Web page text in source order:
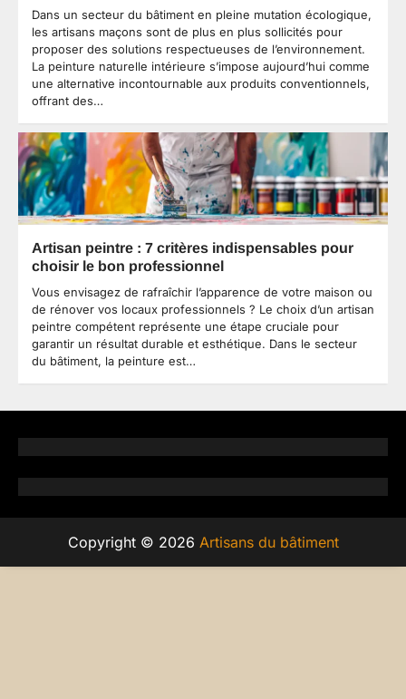
Dans un secteur du bâtiment en pleine mutation écologique,
les artisans maçons sont de plus en plus sollicités pour
proposer des solutions respectueuses de l’environnement.
La peinture naturelle intérieure s’impose aujourd’hui comme
une alternative incontournable aux produits conventionnels,
offrant des…
Artisan peintre : 7 critères indispensables pour
choisir le bon professionnel
Vous envisagez de rafraîchir l’apparence de votre maison ou
de rénover vos locaux professionnels ? Le choix d’un artisan
peintre compétent représente une étape cruciale pour
garantir un résultat durable et esthétique. Dans le secteur
du bâtiment, la peinture est…
Copyright © 2026 Artisans du bâtiment